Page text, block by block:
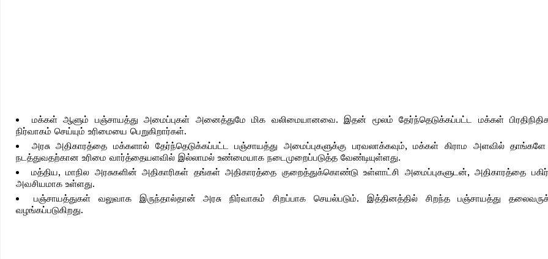
மக்கள் ஆளும் பஞ்சாயத்து அமைப்புகள் அனைத்துமே மிக வலிமையானவை. இதன் மூலம் தேர்ந்தெடுக்கப்பட்ட மக்கள்
நிர்வாகம் செய்யும் உரிமையை பெறுகிறார்கள்.
அரசு அதிகாரத்தை மக்களால் தேர்ந்தெடுக்கப்பட்ட பஞ்சாயத்து அமைப்புகளுக்கு பரவலாக்கவும், மக்கள் கிராம அளவில்
நடத்துவதற்கான உரிமை வார்த்தையளவில் இல்லாமல் உண்மையாக நடைமுறைப்படுத்த வேண்டியுள்ளது.
மத்திய, மாநில அரசுகளின் அதிகாரிகள் தங்கள் அதிகாரத்தை குறைத்துக்கொண்டு உள்ளாட்சி அமைப்புகளுடன், அதிகாரத்தை
அவசியமாக உள்ளது.
பஞ்சாயத்துகள் வலுவாக இருந்தால்தான் அரசு நிர்வாகம் சிறப்பாக செயல்படும். இத்தினத்தில் சிறந்த பஞ்சாயத்து
வழங்கப்படுகிறது.